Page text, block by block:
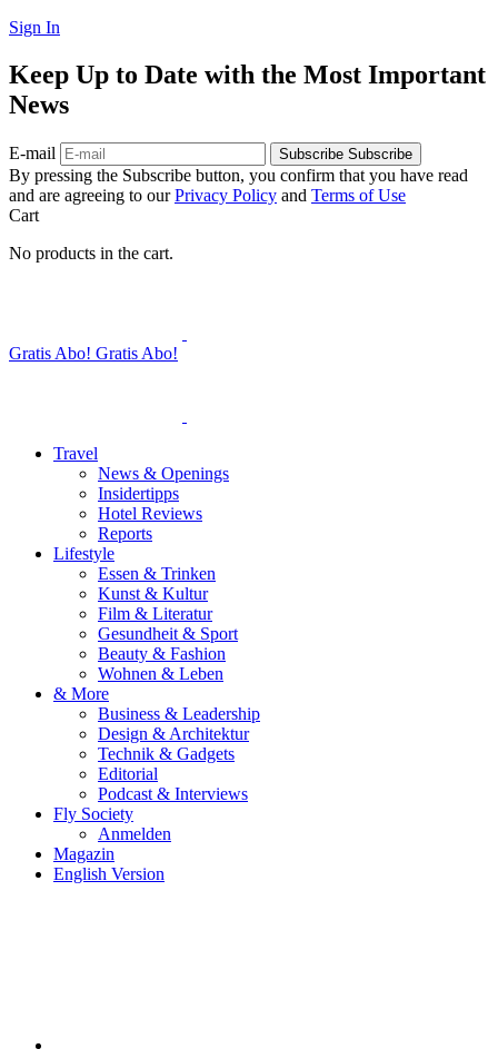
Sign In
Keep Up to Date with the Most Important
News
E-mail Subscribe Subscribe
By pressing the Subscribe button, you confirm that you have read
and are agreeing to ourPrivacy Policy and Terms of Use
Cart
No products in the cart.
Gratis Abo! Gratis Abo!
Travel
News & Openings
Insidertipps
Hotel Reviews
Reports
Lifestyle
Essen & Trinken
Kunst & Kultur
Film & Literatur
Gesundheit & Sport
Beauty & Fashion
Wohnen & Leben
& More
Business & Leadership
Design & Architektur
Technik & Gadgets
Editorial
Podcast & Interviews
Fly Society
Anmelden
Magazin
English Version